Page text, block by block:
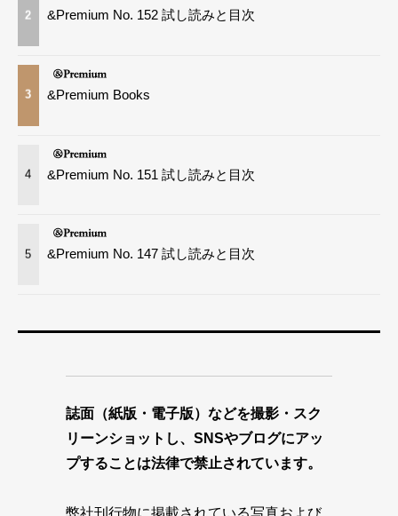
2 &Premium No. 152 試し読みと目次
3 &Premium Books
4 &Premium No. 151 試し読みと目次
5 &Premium No. 147 試し読みと目次
誌面（紙版・電子版）などを撮影・スク
リーンショットし、SNSやブログにアッ
プすることは法律で禁止されています。
弊社刊行物に掲載されている写真および